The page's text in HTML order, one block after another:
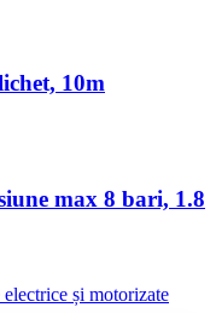
10m
max 8 bari, 1.8
și motorizate